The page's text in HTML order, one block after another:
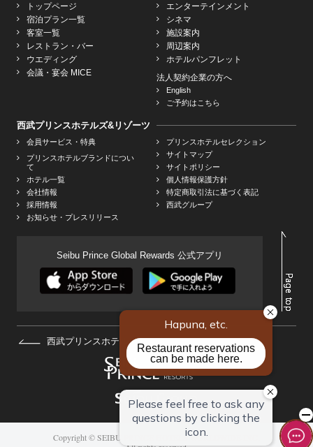
トップページ
宿泊プラン一覧
客室一覧
レストラン・バー
ウエディング
会議・宴会 MICE
エンターテインメント
シネマ
施設案内
周辺案内
ホテルパンフレット
法人契約企業の方へ
English
ご予約はこちら
西武プリンスホテルズ&リゾーツ
会員サービス・特典
プリンスホテルブランドについ
て
ホテル一覧
会社情報
採用情報
お知らせ・プレスリリース
プリンスホテルセレクション
サイトマップ
サイトポリシー
個人情報保護方針
特定商取引法に基づく表記
西武グループ
Seibu Prince Global Rewards 公式アプリ
西武プリンスホテルズ&リゾーツHOMEへ
Copyright © SEIBU PRINCE HOTELS WORLDWIDE INC.